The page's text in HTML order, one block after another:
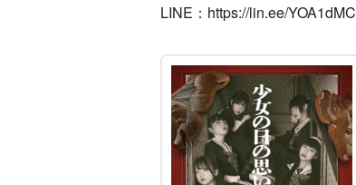
LINE：https://lin.ee/YOA1dMC